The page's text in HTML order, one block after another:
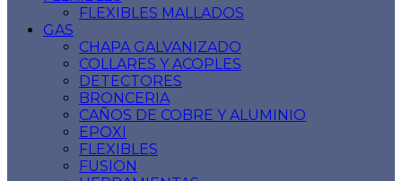
FLEXIBLES MALLADOS
GAS
CHAPA GALVANIZADO
COLLARES Y ACOPLES
DETECTORES
BRONCERIA
CAÑOS DE COBRE Y ALUMINIO
EPOXI
FLEXIBLES
FUSION